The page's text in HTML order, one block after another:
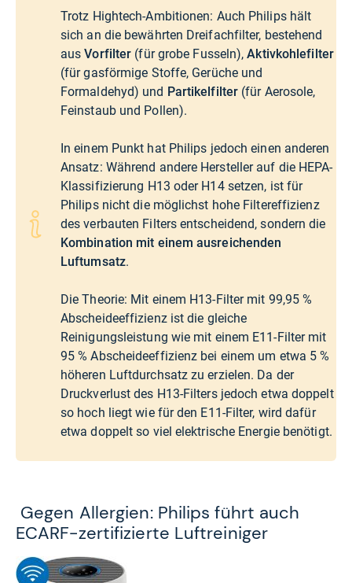
Trotz Hightech-Ambitionen: Auch Philips hält
sich an die bewährten Dreifachfilter, bestehend
ausVorfilter (für grobe Fusseln),Aktivkohlefilter
(für gasförmige Stoffe, Gerüche und
Formaldehyd) und Partikelfilter (für Aerosole,
Feinstaub und Pollen).
In einem Punkt hat Philips jedoch einen anderen
Ansatz: Während andere Hersteller auf die HEPA-
Klassifizierung H13 oder H14 setzen, ist für
Philips nicht die möglichst hohe Filtereffizienz
des verbauten Filters entscheidend, sondern die
Kombination mit einem ausreichenden
Luftumsatz.
Die Theorie: Mit einem H13-Filter mit 99,95 %
Abscheideeffizienz ist die gleiche
Reinigungsleistung wie mit einem E11-Filter mit
95 % Abscheideeffizienz bei einem um etwa 5 %
höheren Luftdurchsatz zu erzielen. Da der
Druckverlust des H13-Filters jedoch etwa doppelt
so hoch liegt wie für den E11-Filter, wird dafür
etwa doppelt so viel elektrische Energie benötigt.
Gegen Allergien: Philips führt auch
ECARF-zertifizierte Luftreiniger